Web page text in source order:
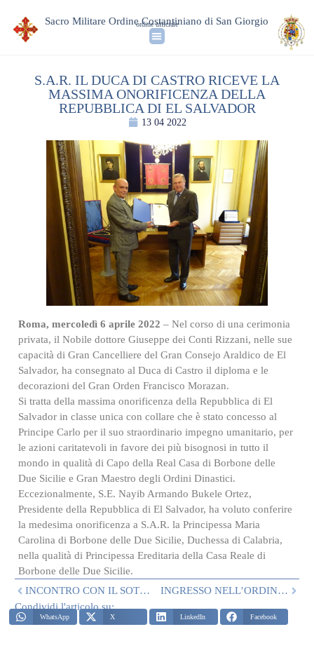
Sacro Militare Ordine Costantiniano di San Giorgio
ordine ufficiale
S.A.R. IL DUCA DI CASTRO RICEVE LA
MASSIMA ONORIFICENZA DELLA
REPUBBLICA DI EL SALVADOR
13 04 2022
Roma, mercoledì 6 aprile 2022 – Nel corso di una cerimonia
privata, il Nobile dottore Giuseppe dei Conti Rizzani, nelle sue
capacità di Gran Cancelliere del Gran Consejo Araldico de El
Salvador, ha consegnato al Duca di Castro il diploma e le
decorazioni del Gran Orden Francisco Morazan.
Si tratta della massima onorificenza della Repubblica di El
Salvador in classe unica con collare che è stato concesso al
Principe Carlo per il suo straordinario impegno umanitario, per
le azioni caritatevoli in favore dei più bisognosi in tutto il
mondo in qualità di Capo della Real Casa di Borbone delle
Due Sicilie e Gran Maestro degli Ordini Dinastici.
Eccezionalmente, S.E. Nayib Armando Bukele Ortez,
Presidente della Repubblica di El Salvador, ha voluto conferire
la medesima onorificenza a S.A.R. la Principessa Maria
Carolina di Borbone delle Due Sicilie, Duchessa di Calabria,
nella qualità di Principessa Ereditaria della Casa Reale di
Borbone delle Due Sicilie.
INCONTRO CON IL SOTTOCAPO DI STATO MAGGIORE DELLA MARINA
INGRESSO NELL’ORDINE DEL GENERALE FRANCESCO PAOLO FIGLIUOLO
Condividi l'articolo su:
WhatsApp X LinkedIn Facebook